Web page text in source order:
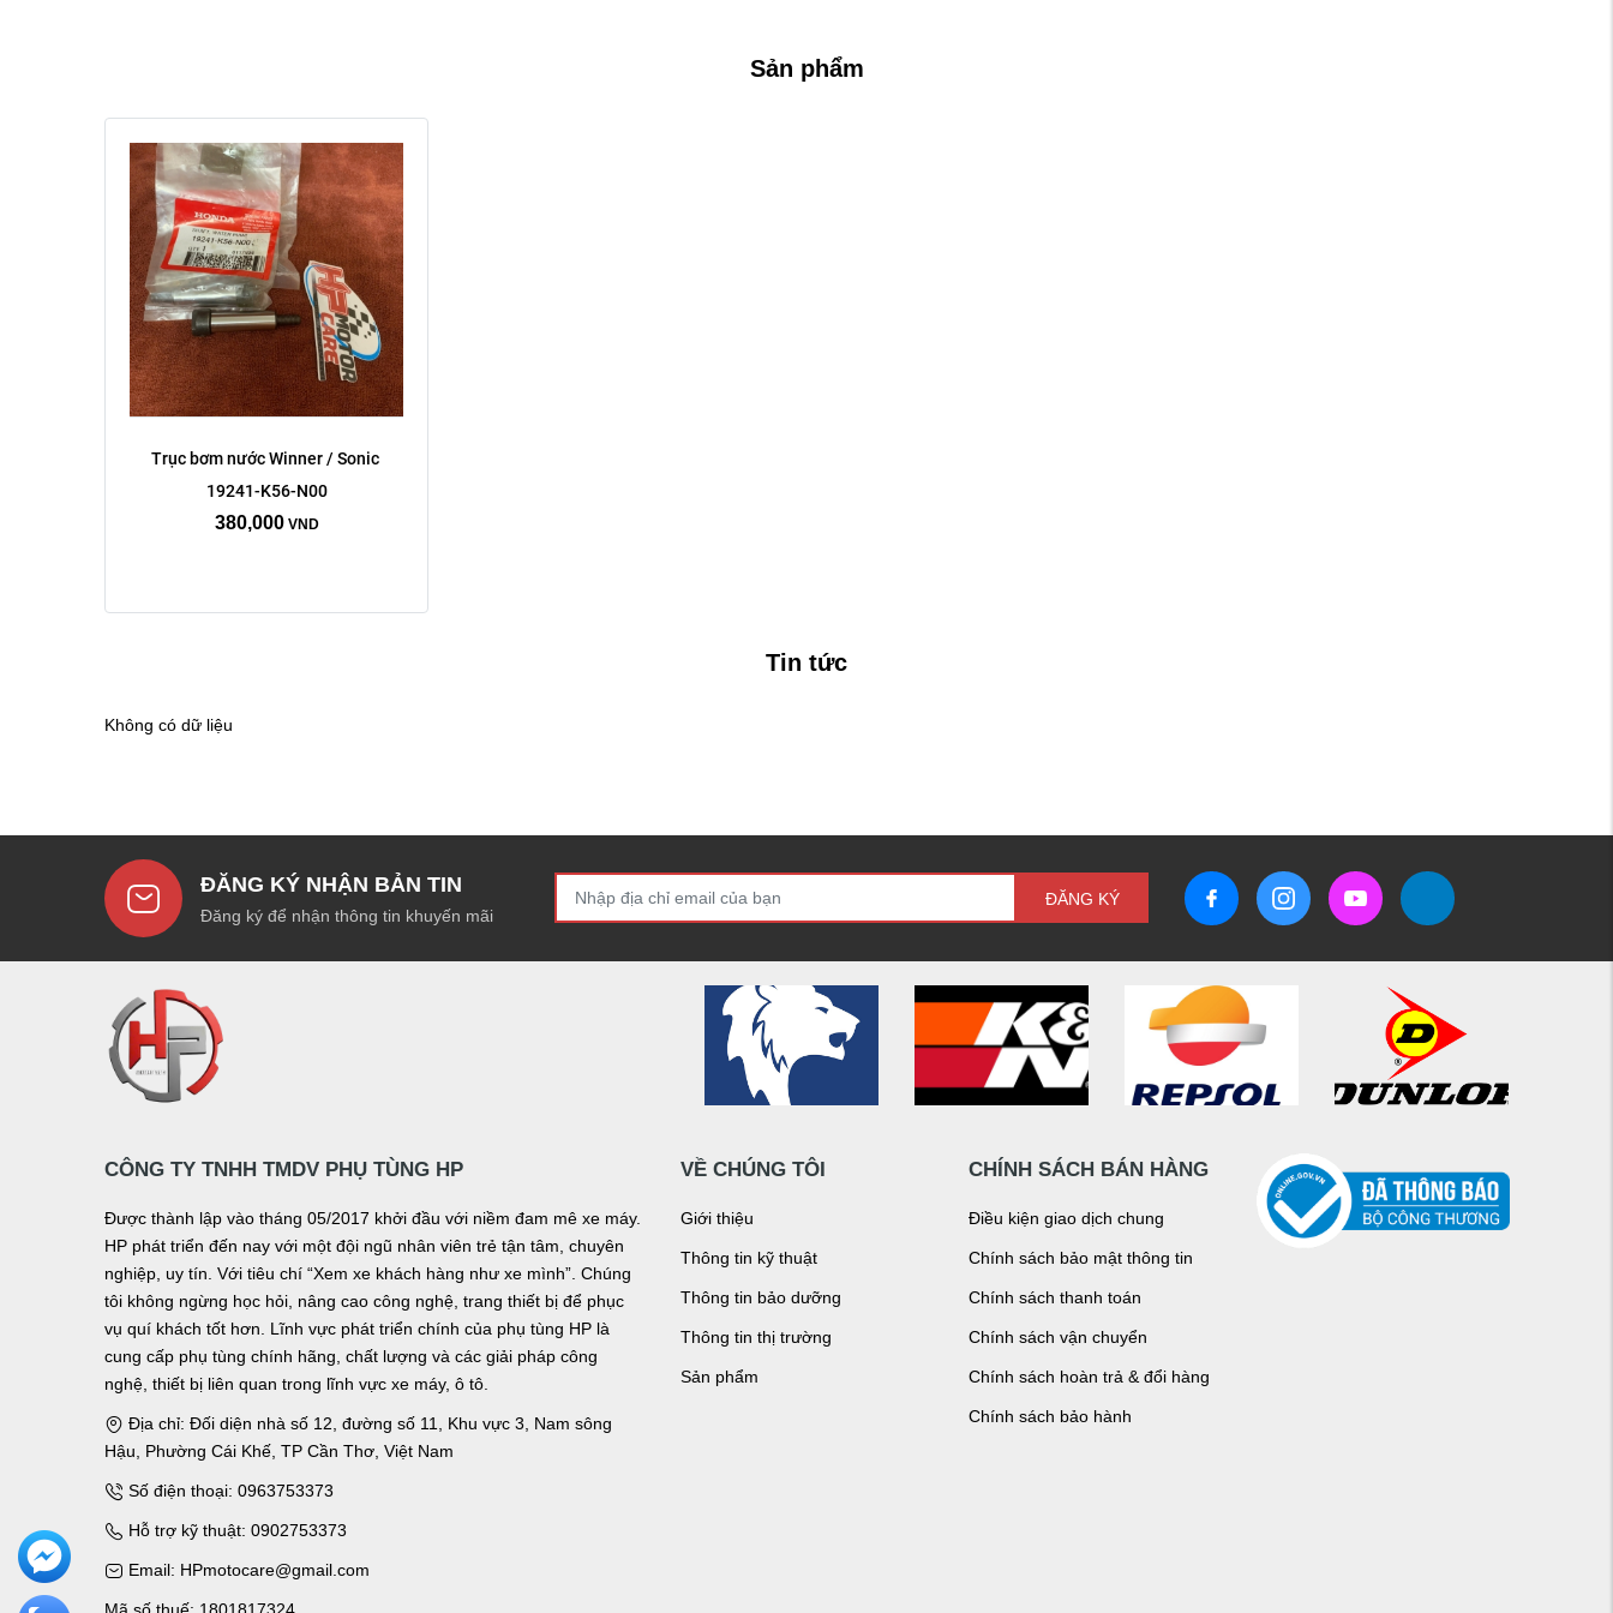
Sản phẩm
Trục bơm nước Winner / Sonic
19241-K56-N00
380,000 VND
Tin tức
Không có dữ liệu
ĐĂNG KÝ NHẬN BẢN TIN
Đăng ký để nhận thông tin khuyến mãi
ĐĂNG KÝ
CÔNG TY TNHH TMDV PHỤ TÙNG HP
Được thành lập vào tháng 05/2017 khởi đầu với niềm đam mê xe máy.
HP phát triển đến nay với một đội ngũ nhân viên trẻ tận tâm, chuyên
nghiệp, uy tín. Với tiêu chí “Xem xe khách hàng như xe mình”. Chúng
tôi không ngừng học hỏi, nâng cao công nghệ, trang thiết bị để phục
vụ quí khách tốt hơn. Lĩnh vực phát triển chính của phụ tùng HP là
cung cấp phụ tùng chính hãng, chất lượng và các giải pháp công
nghệ, thiết bị liên quan trong lĩnh vực xe máy, ô tô.
Địa chỉ: Đối diện nhà số 12, đường số 11, Khu vực 3, Nam sông
Hậu, Phường Cái Khế, TP Cần Thơ, Việt Nam
Số điện thoại: 0963753373
Hỗ trợ kỹ thuật: 0902753373
Email: HPmotocare@gmail.com
Mã số thuế: 1801817324
VỀ CHÚNG TÔI
Giới thiệu
Thông tin kỹ thuật
Thông tin bảo dưỡng
Thông tin thị trường
Sản phẩm
CHÍNH SÁCH BÁN HÀNG
Điều kiện giao dịch chung
Chính sách bảo mật thông tin
Chính sách thanh toán
Chính sách vận chuyển
Chính sách hoàn trả & đổi hàng
Chính sách bảo hành